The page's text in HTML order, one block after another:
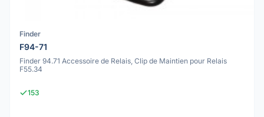
Finder
F94-71
Finder 94.71 Accessoire de Relais, Clip de Maintien pour Relais
F55.34
153